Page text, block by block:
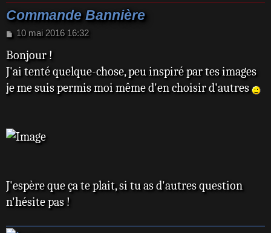
Commande Bannière
M
s
a
g
10 mai 2016 16:32
Bonjour !
J'ai tenté quelque-chose, peu inspiré par tes images
je me suis permis moi même d'en choisir d'autres
J'espère que ça te plait, si tu as d'autres question
n'hésite pas !